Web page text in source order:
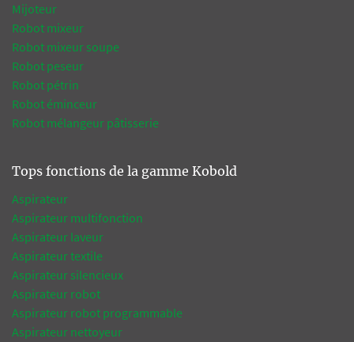
Mijoteur
Robot mixeur
Robot mixeur soupe
Robot peseur
Robot pétrin
Robot éminceur
Robot mélangeur pâtisserie
Tops fonctions de la gamme Kobold
Aspirateur
Aspirateur multifonction
Aspirateur laveur
Aspirateur textile
Aspirateur silencieux
Aspirateur robot
Aspirateur robot programmable
Aspirateur nettoyeur